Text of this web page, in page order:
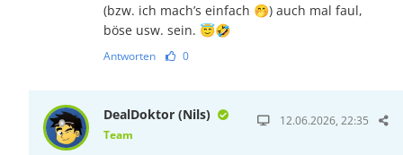
(bzw. ich mach’s einfach 🤭) auch mal faul,
böse usw. sein. 😇🤣
Antworten 0
DealDoktor (Nils)
Team
12.06.2026, 22:35